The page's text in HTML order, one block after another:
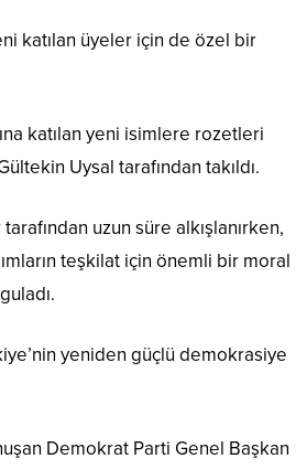
katılan üyeler için de özel bir
katılan yeni isimlere rozetleri
Uysal tarafından takıldı.
uzun süre alkışlanırken,
teşkilat için önemli bir moral
yeniden güçlü demokrasiye
Demokrat Parti Genel Başkan